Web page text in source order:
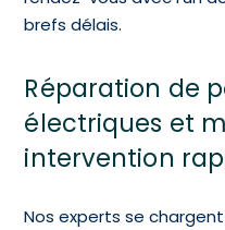
brefs délais.
Réparation de
électriques et
intervention
Nos experts se